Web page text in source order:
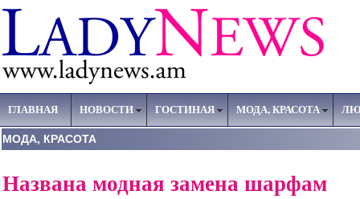
ГЛАВНАЯ НОВОСТИ ГОСТИНАЯ МОДА, КРАСОТА
МОДА, КРАСОТА
Названа модная замена шарфам